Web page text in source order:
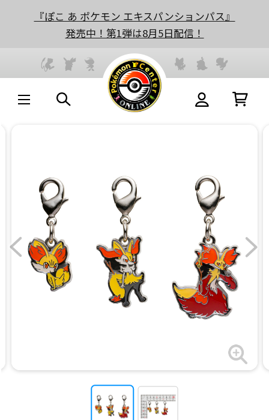
『ぽこ あ ポケモン エキスパンションパス』
発売中！第1弾は8月5日配信！